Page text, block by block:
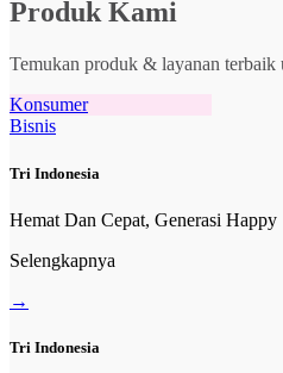
Produk Kami
Temukan produk & layanan
Konsumer
Bisnis
Tri Indonesia
Hemat Dan Cepat, Generasi Happy
Selengkapnya
→
Tri Indonesia